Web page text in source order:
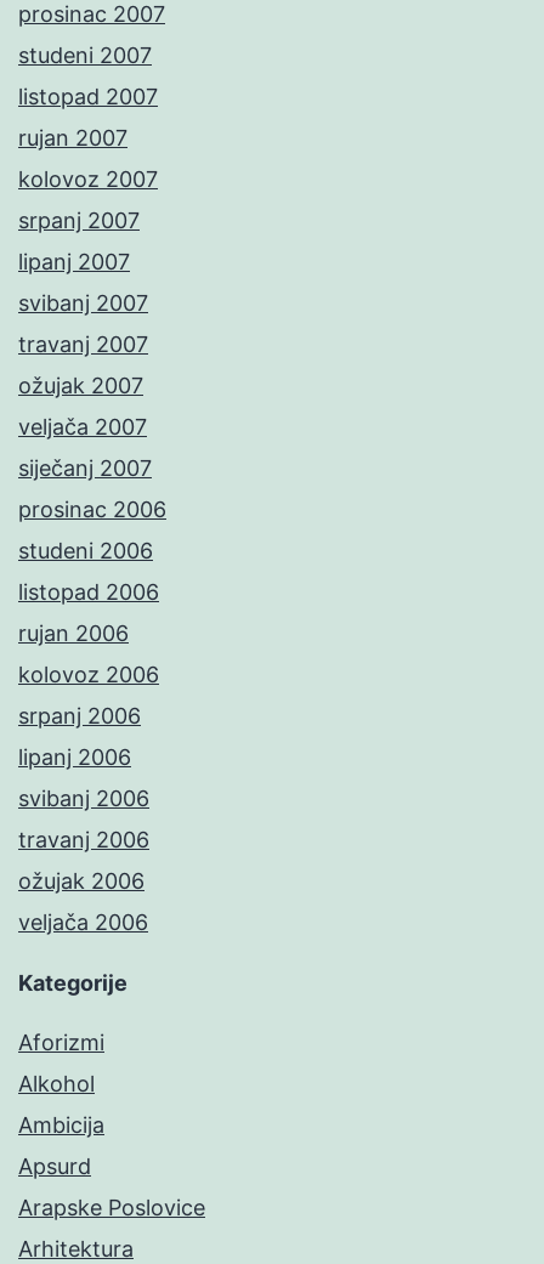
prosinac 2007
studeni 2007
listopad 2007
rujan 2007
kolovoz 2007
srpanj 2007
lipanj 2007
svibanj 2007
travanj 2007
ožujak 2007
veljača 2007
siječanj 2007
prosinac 2006
studeni 2006
listopad 2006
rujan 2006
kolovoz 2006
srpanj 2006
lipanj 2006
svibanj 2006
travanj 2006
ožujak 2006
veljača 2006
Kategorije
Aforizmi
Alkohol
Ambicija
Apsurd
Arapske Poslovice
Arhitektura